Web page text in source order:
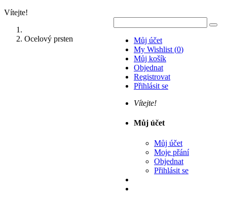
Vítejte!
Můj účet
My Wishlist (0)
Můj košík
Objednat
Registrovat
Přihlásit se
Vítejte!
Můj účet
Můj účet
Moje přání
Objednat
Přihlásit se
Ocelový prsten